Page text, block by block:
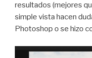
resultados (mejores
simple vista hacen
Photoshop o se hizo